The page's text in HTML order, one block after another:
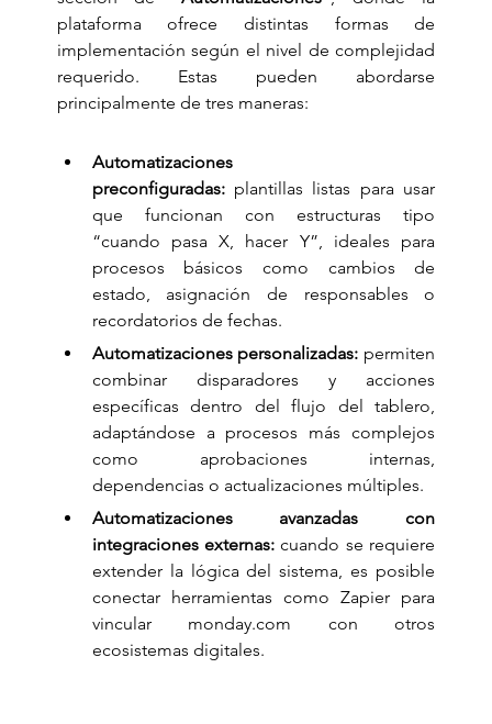
plataforma ofrece distintas formas de
implementación según el nivel de complejidad
requerido. Estas pueden abordarse
principalmente de tres maneras:
Automatizaciones
preconfiguradas: plantillas listas para usar
que funcionan con estructuras tipo
“cuando pasa X, hacer Y”, ideales para
procesos básicos como cambios de
estado, asignación de responsables o
recordatorios de fechas.
Automatizaciones personalizadas: permiten
combinar disparadores y acciones
específicas dentro del flujo del tablero,
adaptándose a procesos más complejos
como aprobaciones internas,
dependencias o actualizaciones múltiples.
Automatizaciones avanzadas con
integraciones externas: cuando se requiere
extender la lógica del sistema, es posible
conectar herramientas como Zapier para
vincular monday.com con otros
ecosistemas digitales.